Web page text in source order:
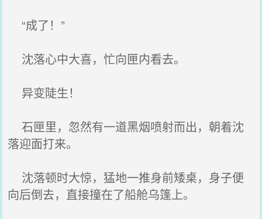
“成了！”
沈落心中大喜，忙向匣内看去。
异变陡生！
石匣里，忽然有一道黑烟喷射而出，朝着沈
落迎面打来。
沈落顿时大惊，猛地一推身前矮桌，身子便
向后倒去，直接撞在了船舱乌篷上。